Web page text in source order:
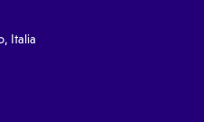
Italia